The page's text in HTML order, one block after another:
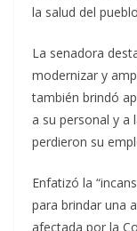
la salud del
La senadora
modernizar y
también brindó
a su personal y a
perdieron su
Enfatizó la
para brindar una
afectada por la